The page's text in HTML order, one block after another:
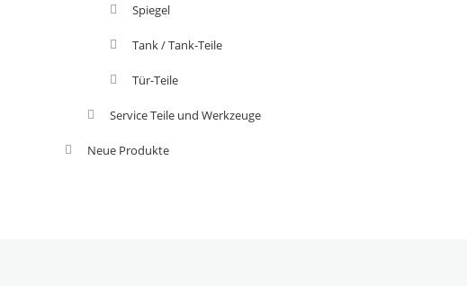
Spiegel
Tank / Tank-Teile
Tür-Teile
Service Teile und Werkzeuge
Neue Produkte